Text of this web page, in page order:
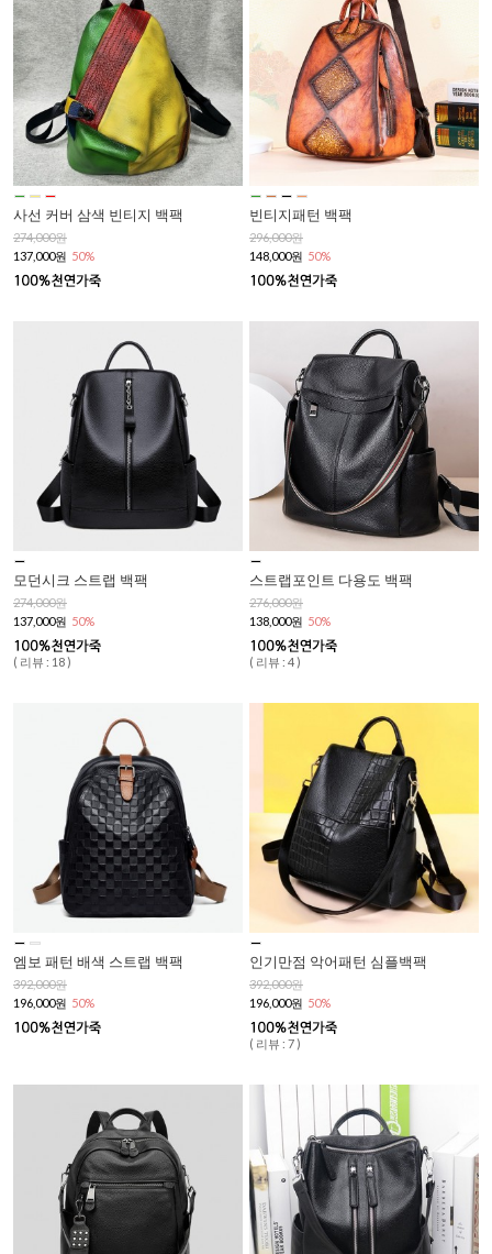
사선 커버 삼색 빈티지 백팩
274,000원
137,000원 50%
빈티지패턴 백팩
296,000원
148,000원 50%
모던시크 스트랩 백팩
274,000원
137,000원 50%
( 리뷰 : 18 )
스트랩포인트 다용도 백팩
276,000원
138,000원 50%
( 리뷰 : 4 )
엠보 패턴 배색 스트랩 백팩
392,000원
196,000원 50%
인기만점 악어패턴 심플백팩
392,000원
196,000원 50%
( 리뷰 : 7 )